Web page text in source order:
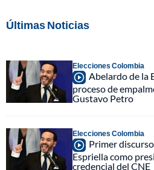
Últimas Noticias
Elecciones Colombia
Abelardo de la
proceso de
Gustavo Petro
Elecciones Colombia
Primer
Espriella como
credencial del CNE